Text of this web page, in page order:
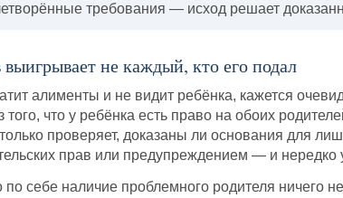
требования — исход решает
не каждый, кто его подал
алименты и не видит ребёнка, кажется
что у ребёнка есть право на обоих
проверяет, доказаны ли основания для
прав или предупреждением — и нередко
по себе наличие проблемного родителя ничего